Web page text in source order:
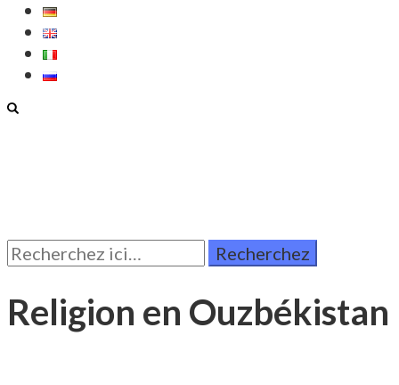
Rechercher:
Religion en Ouzbékistan